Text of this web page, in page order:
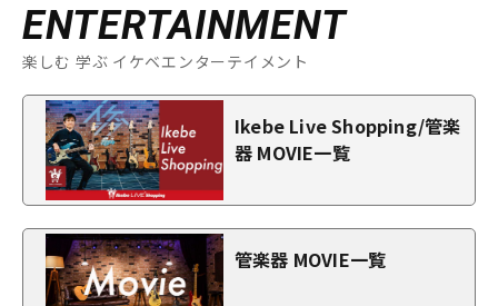
ENTERTAINMENT
楽しむ 学ぶ イケベエンターテイメント
Ikebe Live Shopping/管楽
器 MOVIE一覧
管楽器 MOVIE一覧